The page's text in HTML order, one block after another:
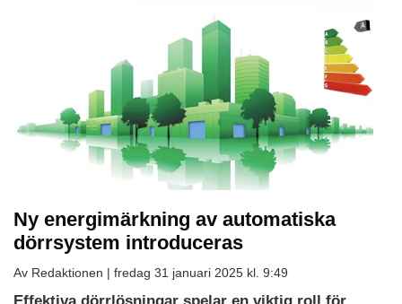
Ny energimärkning av automatiska
dörrsystem introduceras
Av Redaktionen | fredag 31 januari 2025 kl. 9:49
Ladda